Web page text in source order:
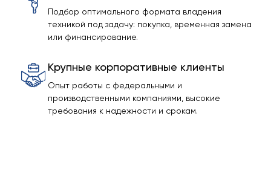
Подбор оптимального формата владения
техникой под задачу: покупка, временная замена
или финансирование.
Крупные корпоративные клиенты
Опыт работы с федеральными и
производственными компаниями, высокие
требования к надежности и срокам.